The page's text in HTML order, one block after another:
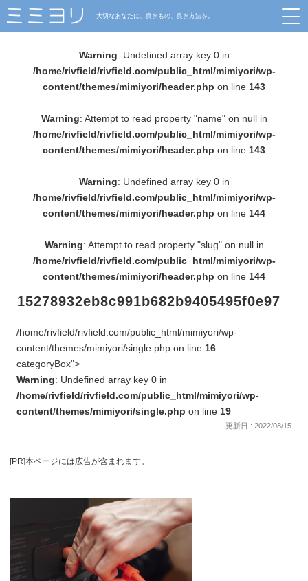
大切なあなたに、良きもの、良き方法を。
Warning: Undefined array key 0 in
/home/rivfield/rivfield.com/public_html/mimiyori/wp-
content/themes/mimiyori/header.php on line 143
Warning: Attempt to read property "name" on null in
/home/rivfield/rivfield.com/public_html/mimiyori/wp-
content/themes/mimiyori/header.php on line 143
Warning: Undefined array key 0 in
/home/rivfield/rivfield.com/public_html/mimiyori/wp-
content/themes/mimiyori/header.php on line 144
Warning: Attempt to read property "slug" on null in
/home/rivfield/rivfield.com/public_html/mimiyori/wp-
content/themes/mimiyori/header.php on line 144
15278932eb8c991b682b9405495f0e97
/home/rivfield/rivfield.com/public_html/mimiyori/wp-
content/themes/mimiyori/single.php on line 16
categoryBox">
Warning: Undefined array key 0 in
/home/rivfield/rivfield.com/public_html/mimiyori/wp-
content/themes/mimiyori/single.php on line 19
更新日 : 2022/08/15
[PR]本ページには広告が含まれます。